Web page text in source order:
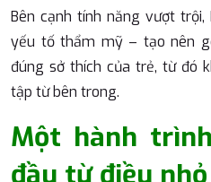
Bên cạnh tính năng vượt trội,
yếu tố thẩm mỹ – tạo nên
đúng sở thích của trẻ, từ đó
tập từ bên trong.
Một hành
đầu từ điều nhỏ